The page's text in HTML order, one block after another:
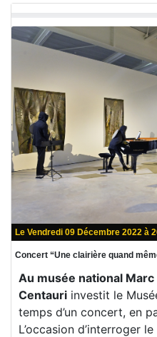
Le Vendredi 09 Décembre 2022 à
Concert “Une clairière quand
Au musée national Marc
Centauri investit le
temps d’un concert, en
L’occasion d’interroger